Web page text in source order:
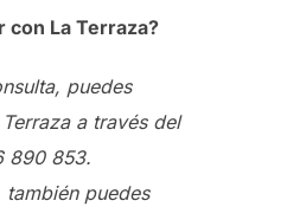
con La Terraza?
puedes
a través del
890 853.
puedes